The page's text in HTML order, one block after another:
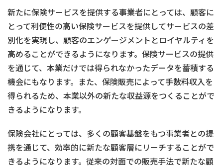
新たに保険サービスを提供する事業者にとっては、顧客に
とって利便性の高い保険サービスを提供してサービスの差
別化を実現し、顧客のエンゲージメントとロイヤルティを
高めることができるようになります。保険サービスの提供
を通じて、本業だけでは得られなかったデータを蓄積する
機会にもなります。また、保険販売によって手数料収入を
得られるため、本業以外の新たな収益源をつくることがで
きるようになります。
保険会社にとっては、多くの顧客基盤をもつ事業者との提
携を通じて、効率的に新たな顧客層にリーチすることがで
きるようになります。従来の対面での販売手法で新たな顧